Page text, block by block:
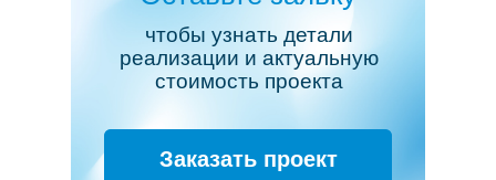
Заказать проект
чтобы узнать детали
реализации и актуальную
стоимость проекта